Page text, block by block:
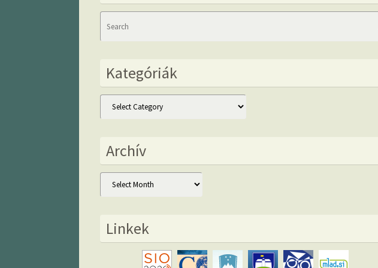
Kategóriák
Kategóriák
Archív
Archív
Linkek